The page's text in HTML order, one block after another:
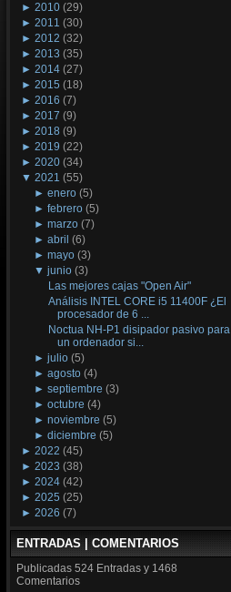
► 2010 (29)
► 2011 (30)
► 2012 (32)
► 2013 (35)
► 2014 (27)
► 2015 (18)
► 2016 (7)
► 2017 (9)
► 2018 (9)
► 2019 (22)
► 2020 (34)
▼ 2021 (55)
►enero (5)
►febrero (5)
►marzo (7)
►abril (6)
►mayo (3)
▼junio (3)
Las mejores cajas "Open Air"
Análisis INTEL CORE i5 11400F ¿El
procesador de 6 ...
Noctua NH-P1 disipador pasivo para
un ordenador si...
►julio (5)
►agosto (4)
►septiembre (3)
►octubre (4)
►noviembre (5)
►diciembre (5)
► 2022 (45)
► 2023 (38)
► 2024 (42)
► 2025 (25)
► 2026 (7)
ENTRADAS | COMENTARIOS
Publicadas 524 Entradas y 1468
Comentarios